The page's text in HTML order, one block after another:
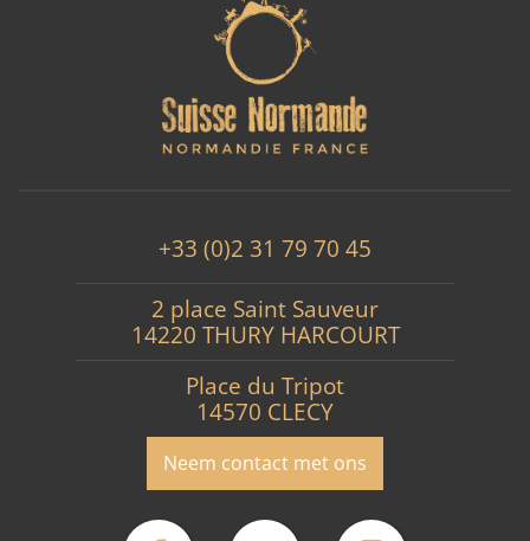
+33 (0)2 31 79 70 45
2 place Saint Sauveur
14220 THURY HARCOURT
Place du Tripot
14570 CLECY
Neem contact met ons